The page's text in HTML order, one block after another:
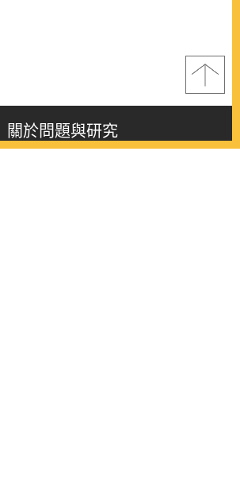
關於問題與研究
About this journal